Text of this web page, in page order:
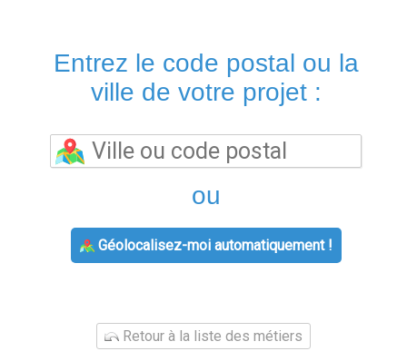
Entrez le code postal ou la
ville de votre projet :
ou
Géolocalisez-moi automatiquement !
Retour à la liste des métiers